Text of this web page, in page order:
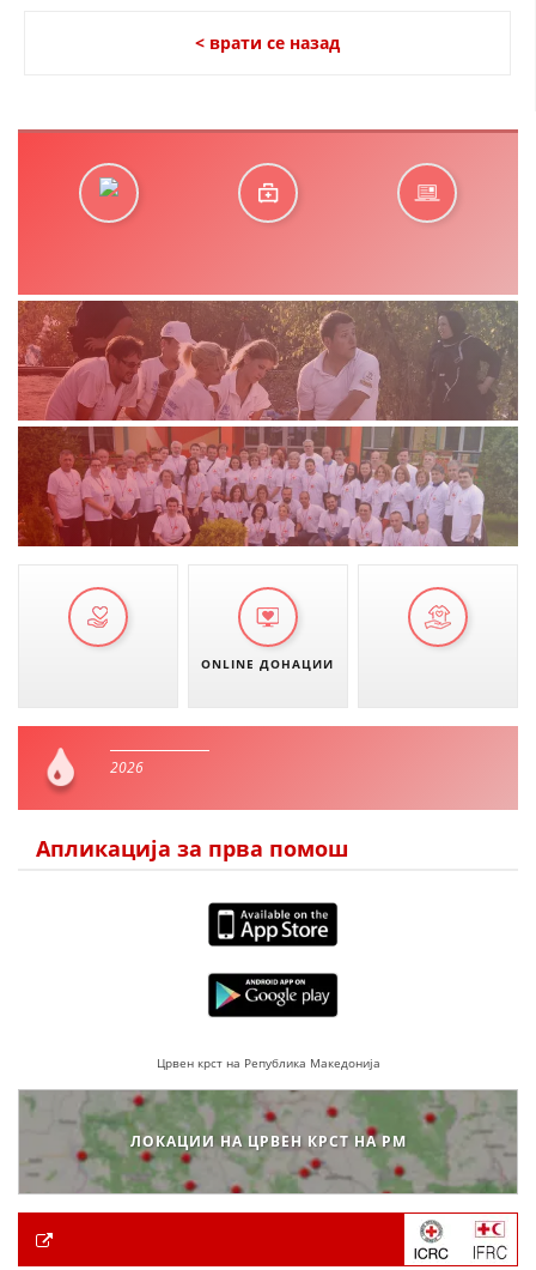
< врати се назад
ONLINE ДОНАЦИИ
2026
Апликација за прва помош
Црвен крст на Република Македонија
ЛОКАЦИИ НА ЦРВЕН КРСТ НА РМ